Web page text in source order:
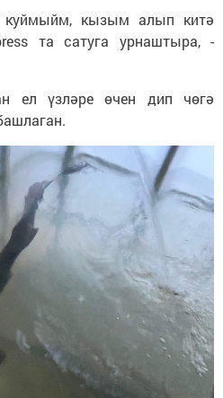
куймыйм, кызым алып китә
та сатуга урнаштыра, -
ел үзләре өчен дип чөгә